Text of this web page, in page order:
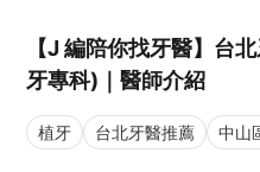
【J 編陪你找牙醫】台
牙專科)｜醫師介紹
植牙 台北牙醫推薦 中山